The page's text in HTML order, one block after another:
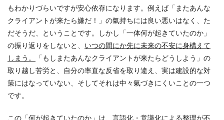
もわかりづらいですが安心依存になります。例えば「またあんな
クライアントが来たら嫌だ！」の氣持ちには良い悪いはなく、た
だそうだ、ということです。しかし「一体何が起きていたのか」
の振り返りをしないと、 いつの間にか先に未来の不安に身構えて
しまう。
「もしまたあんなクライアントが来たらどうしよう」の
取り越し苦労と、自分の率直な反省を取り違え、実は建設的な対
策にはなっていない、そしてそれは中々氣づきにくいことの一つ
です。
この 「何が起きていたのか」は、言語化・意識化による整理が不